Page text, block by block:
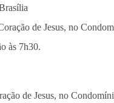
de Jesus, no